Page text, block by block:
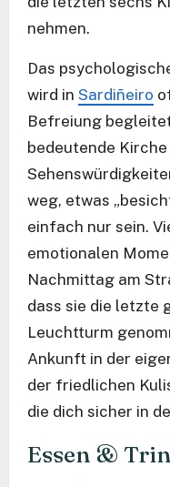
nehmen.
Das
wird in Sardiñeiro
Befreiung
bedeutende
weg, etwas
einfach nur sein.
emotionalen
Nachmittag am
dass sie die letzte
Leuchtturm
Ankunft in der
der friedlichen
die dich sicher in
Essen &